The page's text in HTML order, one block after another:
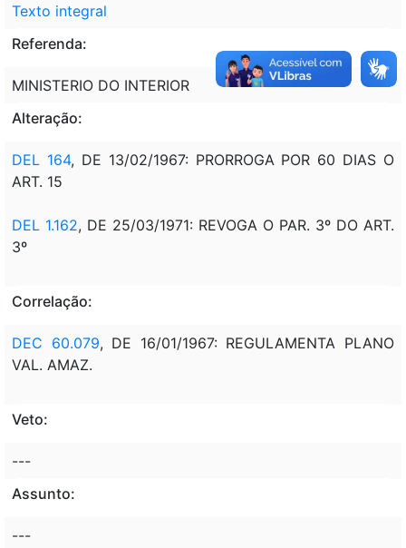
Texto integral
Referenda:
MINISTERIO DO INTERIOR
Alteração:
DEL 164, DE 13/02/1967: PRORROGA POR 60 DIAS O
ART. 15
DEL 1.162, DE 25/03/1971: REVOGA O PAR. 3º DO ART.
3º
Correlação:
DEC 60.079, DE 16/01/1967: REGULAMENTA PLANO
VAL. AMAZ.
Veto:
---
Assunto:
---